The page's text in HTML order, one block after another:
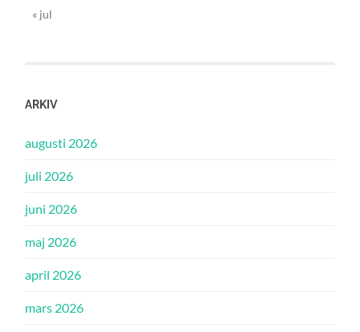
« jul
ARKIV
augusti 2026
juli 2026
juni 2026
maj 2026
april 2026
mars 2026